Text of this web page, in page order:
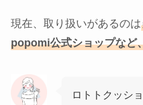
現在、取り扱いがあるのは
popomi公式ショップなど
ロトトクッシ